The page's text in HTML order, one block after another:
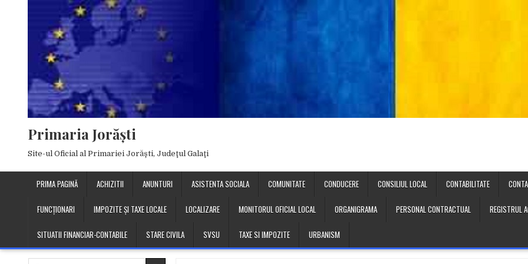
Primaria Jorăşti
Site-ul Oficial al Primariei Jorăşti, Judeţul Galaţi
PRIMA PAGINĂ ACHIZITII ANUNTURI ASISTENTA SOCIALA COMUNITATE CONDUCERE CONSILIUL LOCAL CONTABILITATE
FUNCȚIONARI IMPOZITE ȘI TAXE LOCALE LOCALIZARE MONITORUL OFICIAL LOCAL ORGANIGRAMA PERSONAL CONTRACTUAL REGISTRUL
SITUATII FINANCIAR-CONTABILE STARE CIVILA SVSU TAXE SI IMPOZITE URBANISM